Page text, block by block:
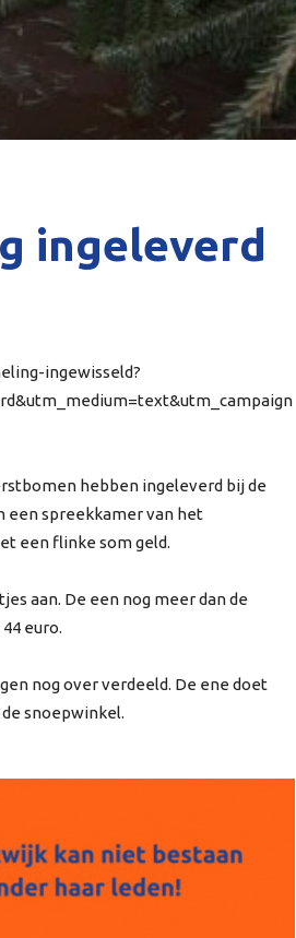
ingeleverd
ingewisseld?
hebben ingeleverd bij de
een spreekkamer van het
een flinke som geld.
aan. De een nog meer dan de
euro.
nog over verdeeld. De ene doet
snoepwinkel.